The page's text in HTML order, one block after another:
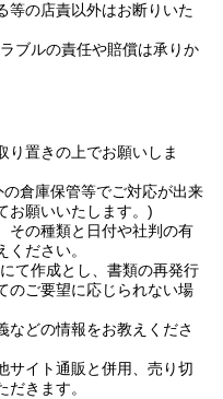
等の店責以外はお断りいた
ブルの責任や賠償は承りか
置きの上でお願いしま
倉庫保管等でご対応が出来
お願いいたします。)
その種類と日付や社判の有
ださい。
て作成とし、書類の再発行
のご要望に応じられない場
どの情報をお教えくださ
サイト通販と併用、売り切
きます。